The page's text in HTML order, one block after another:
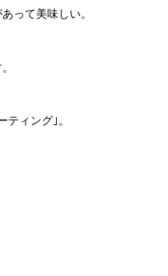
って美味しい。
ィング｣。